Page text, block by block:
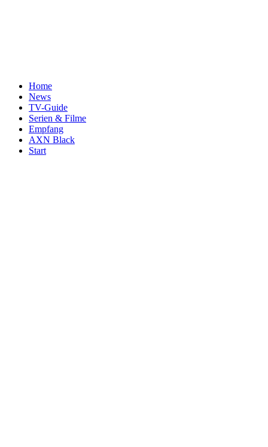
Home
News
TV-Guide
Serien & Filme
Empfang
AXN Black
Start